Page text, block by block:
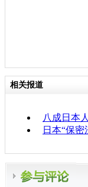
相关报道
八成日本
日本“保